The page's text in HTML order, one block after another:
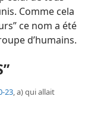
Comme cela
ce nom a été
d’humains.
23, a) qui allait